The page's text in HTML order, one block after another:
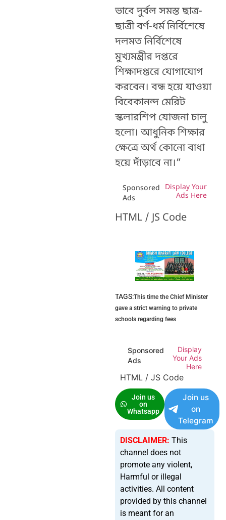
ভাবে দুর্বল সমস্ত ছাত্র-
ছাত্রী বর্ণ-ধর্ম নির্বিশেষে
দলমত নির্বিশেষে
মুখ্যমন্ত্রীর দপ্তরে
শিক্ষাদপ্তরে যোগাযোগ
করবেন। বন্ধ হয়ে যাওয়া
বিবেকানন্দ মেরিট
স্কলারশিপ যোজনা চালু
হলো। আধুনিক শিক্ষার
ক্ষেত্রে অর্থ কোনো বাধা
হয়ে দাঁড়াবে না।”
Sponsored
Ads
Display Your
Ads Here
HTML / JS Code
TAGS:This time the Chief Minister
gave a strict warning to private
schools regarding fees
Sponsored
Ads
Display
Your Ads
Here
HTML / JS Code
Join us
on
Whatsapp
Join us
on
Telegram
DISCLAIMER: This
channel does not
promote any violent,
Harmful or illegal
activities. All content
provided by this channel
is meant for an